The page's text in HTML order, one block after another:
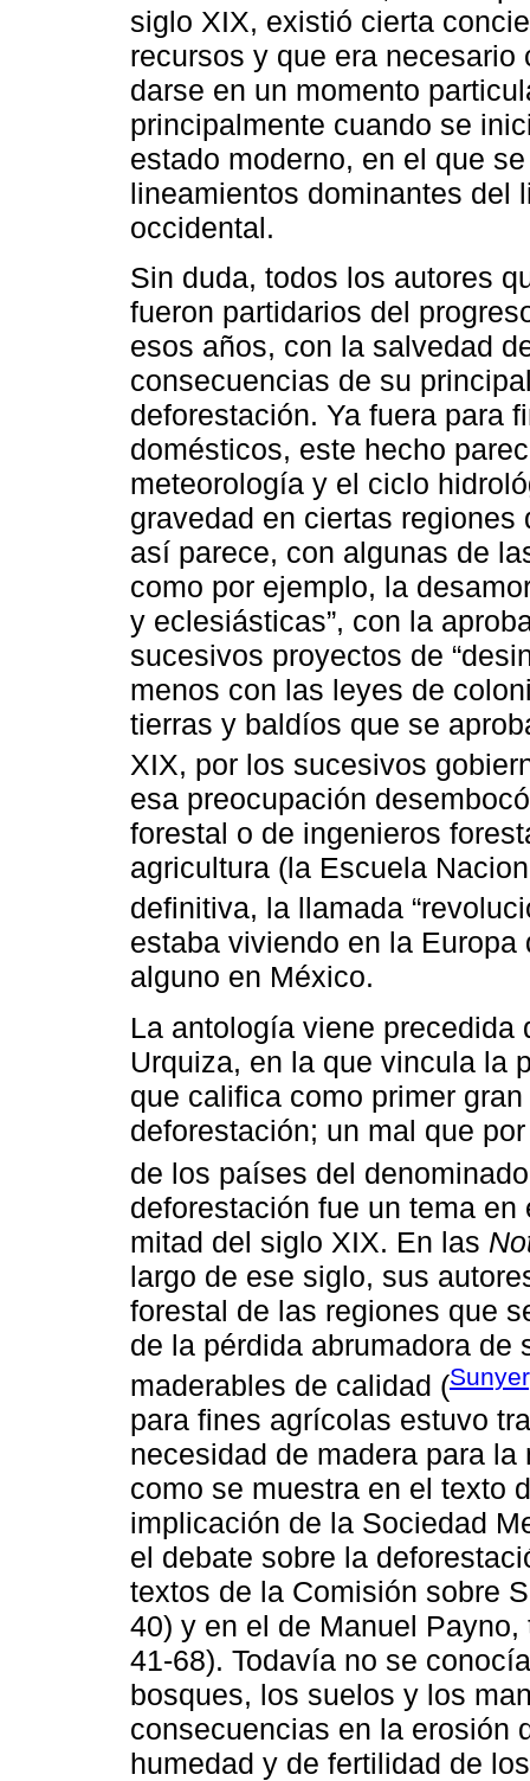
siglo XIX, existió cierta
recursos y que era
darse en un momento
principalmente cuando se
estado moderno, en el que
lineamientos dominantes del
occidental.
Sin duda, todos los autores
fueron partidarios del
esos años, con la salvedad
consecuencias de su
deforestación. Ya fuera para
domésticos, este hecho
meteorología y el ciclo
gravedad en ciertas
así parece, con algunas de
como por ejemplo, la
y eclesiásticas”, con la
sucesivos proyectos de
menos con las leyes de
tierras y baldíos que se
XIX, por los sucesivos
esa preocupación
forestal o de ingenieros
agricultura (la Escuela
definitiva, la llamada
estaba viviendo en la
alguno en México.
La antología viene
Urquiza, en la que vincula la
que califica como primer
deforestación; un mal que
de los países del
deforestación fue un tema
mitad del siglo XIX. En las
largo de ese siglo, sus
forestal de las regiones que
de la pérdida abrumadora de
maderables de calidad (
para fines agrícolas estuvo
necesidad de madera para
como se muestra en el texto
implicación de la Sociedad
el debate sobre la
textos de la Comisión sobre
40) y en el de Manuel
41-68). Todavía no se
bosques, los suelos y los
consecuencias en la erosión
humedad y de fertilidad de